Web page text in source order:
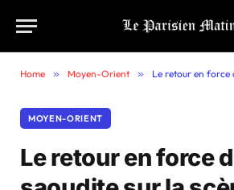
Home » Moyen-Orient » Le retour en force de l’Arabie
MOYEN-ORIENT
Le retour en force